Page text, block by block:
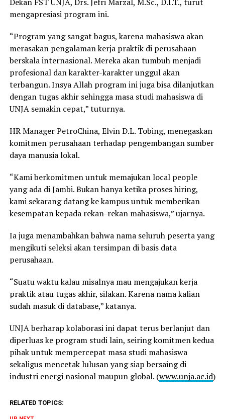
Dekan FST UNJA, Drs. Jefri Marzal, M.Sc., D.I.T., turut
mengapresiasi program ini.
“Program yang sangat bagus, karena mahasiswa akan
merasakan pengalaman kerja praktik di perusahaan
berskala internasional. Mereka akan tumbuh menjadi
profesional dan karakter-karakter unggul akan
terbangun. Insya Allah program ini juga bisa dilanjutkan
dengan tugas akhir sehingga masa studi mahasiswa di
UNJA semakin cepat,” tuturnya.
HR Manager PetroChina, Elvin D.L. Tobing, menegaskan
komitmen perusahaan terhadap pengembangan sumber
daya manusia lokal.
“Kami berkomitmen untuk memajukan local people
yang ada di Jambi. Bukan hanya ketika proses hiring,
kami sekarang datang ke kampus untuk memberikan
kesempatan kepada rekan-rekan mahasiswa,” ujarnya.
Ia juga menambahkan bahwa nama seluruh peserta yang
mengikuti seleksi akan tersimpan di basis data
perusahaan.
“Suatu waktu kalau misalnya mau mengajukan kerja
praktik atau tugas akhir, silakan. Karena nama kalian
sudah masuk di database,” katanya.
UNJA berharap kolaborasi ini dapat terus berlanjut dan
diperluas ke program studi lain, seiring komitmen kedua
pihak untuk mempercepat masa studi mahasiswa
sekaligus mencetak lulusan yang siap bersaing di
industri energi nasional maupun global. (www.unja.ac.id)
RELATED TOPICS: